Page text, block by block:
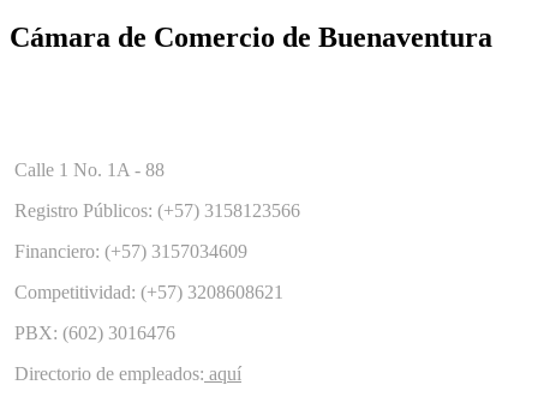
Cámara de Comercio de Buenaventura
Calle 1 No. 1A - 88
Registro Públicos: (+57) 3158123566
Financiero: (+57) 3157034609
Competitividad: (+57) 3208608621
PBX: (602) 3016476
Directorio de empleados: aquí